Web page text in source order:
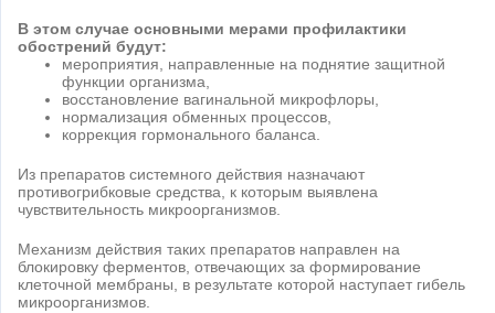
В этом случае основными мерами профилактики
обострений будут:
мероприятия, направленные на поднятие защитной
функции организма,
восстановление вагинальной микрофлоры,
нормализация обменных процессов,
коррекция гормонального баланса.
Из препаратов системного действия назначают
противогрибковые средства, к которым выявлена
чувствительность микроорганизмов.
Механизм действия таких препаратов направлен на
блокировку ферментов, отвечающих за формирование
клеточной мембраны, в результате которой наступает гибель
микроорганизмов.